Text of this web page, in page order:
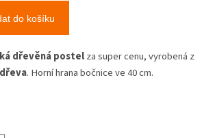
do košíku
dřevěná postelza super cenu, vyrobená z
. Horní hrana bočnice ve 40 cm.